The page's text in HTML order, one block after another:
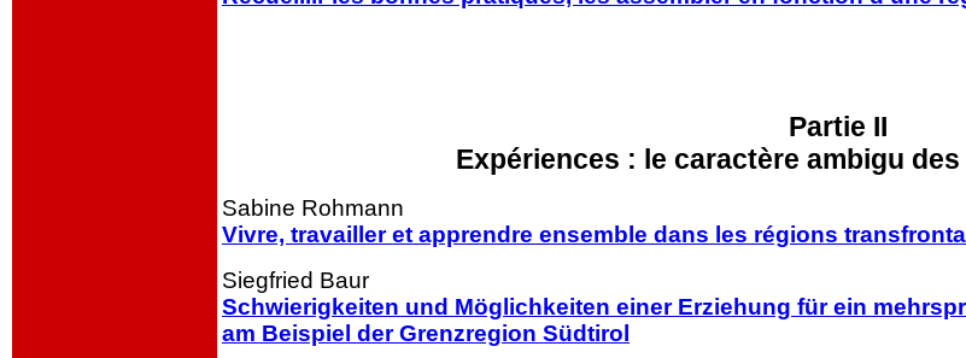
Partie II
Expériences : le caractère ambigu
Sabine Rohmann
Vivre, travailler et apprendre ensemble dans les régions
Siegfried Baur
Schwierigkeiten und Möglichkeiten einer Erziehung für ein
am Beispiel der Grenzregion Südtirol